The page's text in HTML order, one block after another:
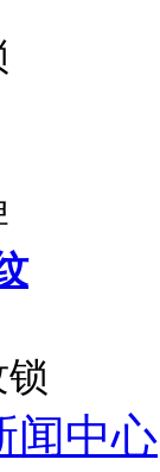
闻中心